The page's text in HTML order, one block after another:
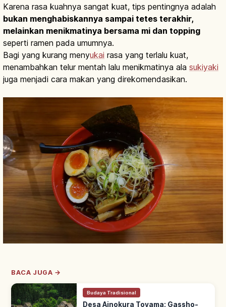
Karena rasa kuahnya sangat kuat, tips pentingnya adalah
bukan menghabiskannya sampai tetes terakhir,
melainkan menikmatinya bersama mi dan topping
seperti ramen pada umumnya.
Bagi yang kurang menyukai rasa yang terlalu kuat,
menambahkan telur mentah lalu menikmatinya ala sukiyaki
juga menjadi cara makan yang direkomendasikan.
BACA JUGA →
Budaya Tradisional
Desa Ainokura Toyama: Gassho-